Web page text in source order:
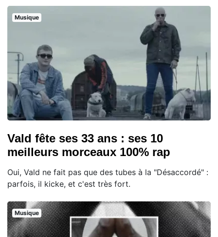
Musique
Vald fête ses 33 ans : ses 10
meilleurs morceaux 100% rap
Oui, Vald ne fait pas que des tubes à la "Désaccordé" :
parfois, il kicke, et c'est très fort.
Musique